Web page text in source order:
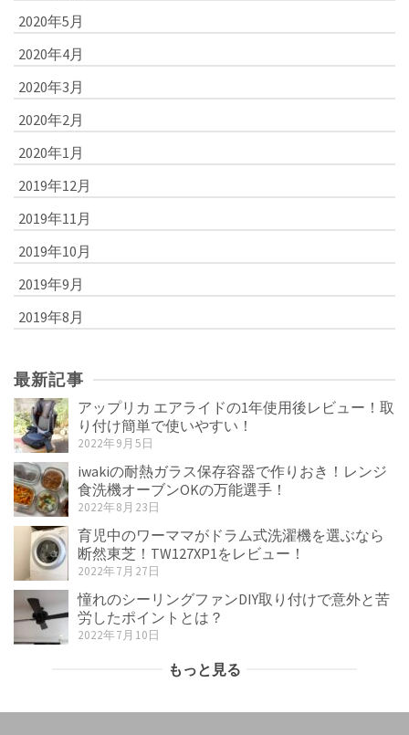
2020年5月
2020年4月
2020年3月
2020年2月
2020年1月
2019年12月
2019年11月
2019年10月
2019年9月
2019年8月
最新記事
アップリカ エアライドの1年使用後レビュー！取
り付け簡単で使いやすい！
2022年9月5日
iwakiの耐熱ガラス保存容器で作りおき！レンジ
食洗機オーブンOKの万能選手！
2022年8月23日
育児中のワーママがドラム式洗濯機を選ぶなら
断然東芝！TW127XP1をレビュー！
2022年7月27日
憧れのシーリングファンDIY取り付けで意外と苦
労したポイントとは？
2022年7月10日
もっと見る